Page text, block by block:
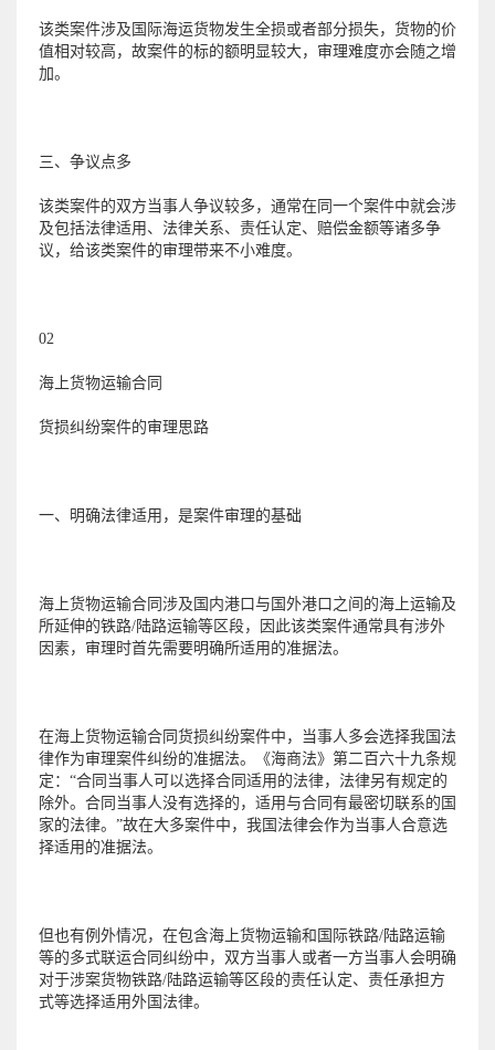
该类案件涉及国际海运货物发生全损或者部分损失，货物的价
值相对较高，故案件的标的额明显较大，审理难度亦会随之增
加。
三、争议点多
该类案件的双方当事人争议较多，通常在同一个案件中就会涉
及包括法律适用、法律关系、责任认定、赔偿金额等诸多争
议，给该类案件的审理带来不小难度。
02
海上货物运输合同
货损纠纷案件的审理思路
一、明确法律适用，是案件审理的基础
海上货物运输合同涉及国内港口与国外港口之间的海上运输及
所延伸的铁路/陆路运输等区段，因此该类案件通常具有涉外
因素，审理时首先需要明确所适用的准据法。
在海上货物运输合同货损纠纷案件中，当事人多会选择我国法
律作为审理案件纠纷的准据法。《海商法》第二百六十九条规
定：“合同当事人可以选择合同适用的法律，法律另有规定的
除外。合同当事人没有选择的，适用与合同有最密切联系的国
家的法律。”故在大多案件中，我国法律会作为当事人合意选
择适用的准据法。
但也有例外情况，在包含海上货物运输和国际铁路/陆路运输
等的多式联运合同纠纷中，双方当事人或者一方当事人会明确
对于涉案货物铁路/陆路运输等区段的责任认定、责任承担方
式等选择适用外国法律。